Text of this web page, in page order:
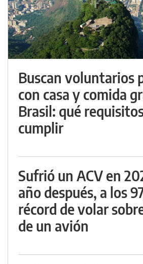
Buscan voluntarios
con casa y comida
Brasil: qué
cumplir
Sufrió un ACV en
año después, a los
récord de volar
de un avión